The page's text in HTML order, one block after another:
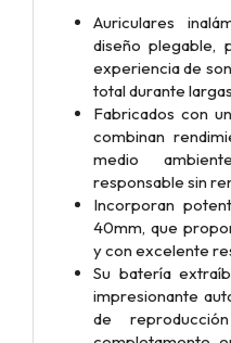
Auriculares
diseño plegable,
experiencia de
total durante
Fabricados con
combinan
medio
responsable sin
Incorporan
40mm, que
y con excelente
Su batería
impresionante
de